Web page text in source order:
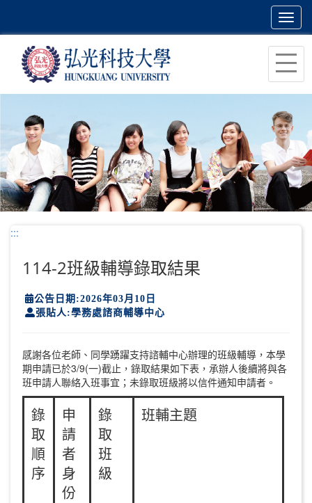
主
容
區
塊
:::
114-2班級輔導錄取結果
公告日期:2026年03月10日
張貼人:學務處諮商輔導中心
感謝各位老師、同學踴躍支持諮輔中心辦理的班級輔導，本學
期申請已於3/9(一)截止，錄取結果如下表，承辦人後續將與各
班申請人聯絡入班事宜；未錄取班級將以信件通知申請者。
錄
取
順
序
申
請
者
身
份
錄
取
班
級
班輔主題